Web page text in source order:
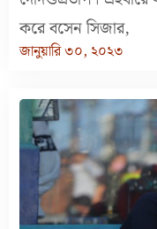
করে বসেন সিজার,
জানুয়ারি ৩০, ২০২৩